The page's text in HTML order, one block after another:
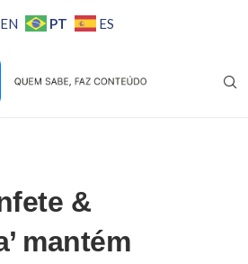
EN PT ES
&
mantém